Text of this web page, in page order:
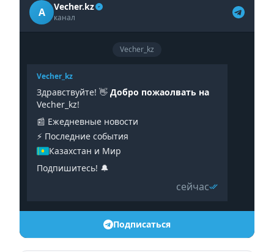
A Vecher.kz
канал
Vecher_kz
Vecher_kz
Здравствуйте! 👋 Добро пожаолвать на
Vecher_kz!
📰 Ежедневные новости
⚡️ Последние события
Казахстан и Мир
Подпишитесь! 🔔
сейчас
Подписаться